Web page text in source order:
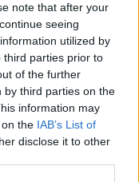
note that after your
seeing
utilized by
third parties prior to
of the further
by third parties on the
information may
the IAB’s List of
disclose it to other
szombattól
a riasztás
új óvodája